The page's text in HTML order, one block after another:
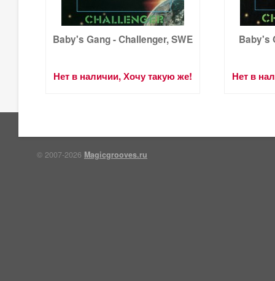
Baby's Gang - Challenger, SWE
Нет в наличии, Хочу такую же!
Baby's
Нет в
© 2007-2026 Magicgrooves.ru